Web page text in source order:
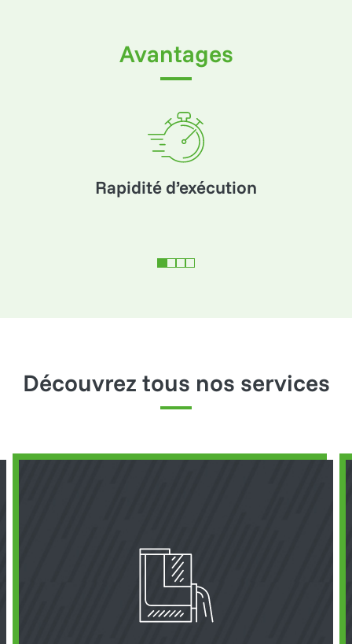
Avantages
Rapidité d’exécution
Découvrez tous nos services